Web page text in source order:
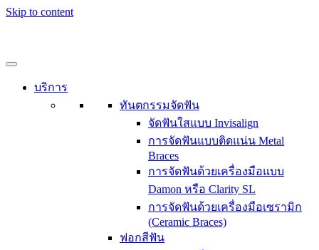
Skip to content
บริการ
ทันตกรรมจัดฟัน
จัดฟันใสแบบ Invisalign
การจัดฟันแบบติดแน่น Metal
Braces
การจัดฟันด้วยเครื่องมือแบบ
Damon หรือ Clarity SL
การจัดฟันด้วยเครื่องมือเซรามิก
(Ceramic Braces)
ฟอกสีฟัน